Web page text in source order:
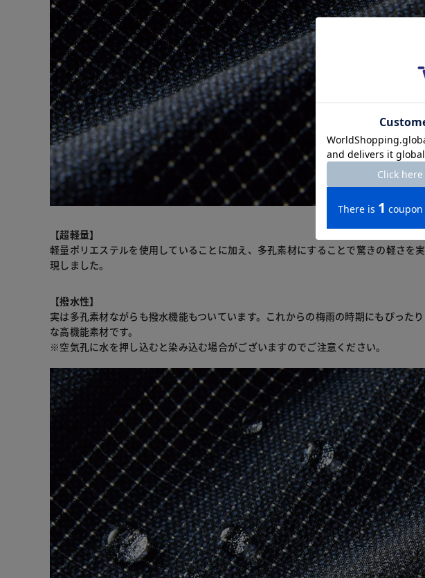
【超軽量】
軽量ポリエステルを使用していることに加え、多孔素材にすることで驚きの軽さを実
現しました。
【撥水性】
実は多孔素材ながらも撥水機能もついています。これからの梅雨の時期にもぴったり
な高機能素材です。
※空気孔に水を押し込むと染み込む場合がございますのでご注意ください。